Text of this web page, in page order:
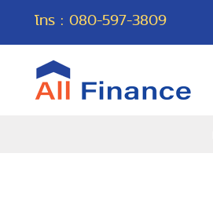
โทร : 080-597-3809